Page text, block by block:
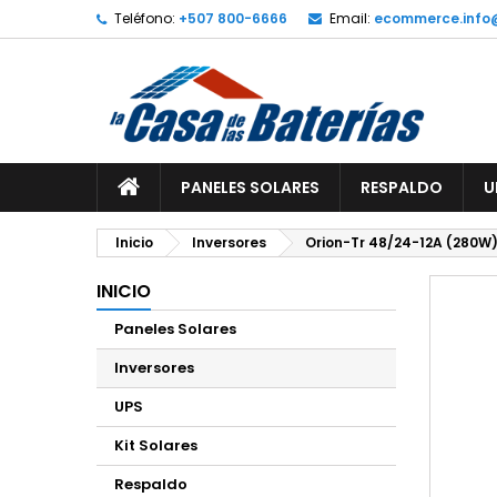
Teléfono: +507 800-6666 Email:
PANELES SOLARES RESPALDO
Inicio Inversores Orion-Tr 48/24-12A
INICIO
Paneles Solares
Inversores
UPS
Kit Solares
Respaldo